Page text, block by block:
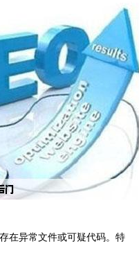
在异常文件或可疑代码。特